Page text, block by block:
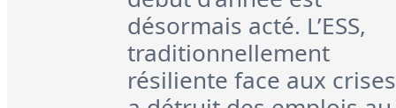
désormais acté. L’ESS,
traditionnellement
résiliente face aux